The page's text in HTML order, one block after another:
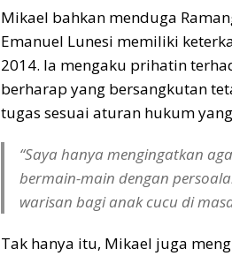
Mikael bahkan menduga
Emanuel Lunesi memiliki
2014. Ia mengaku prihatin
berharap yang bersangkutan
tugas sesuai aturan hukum
“Saya hanya mengingatkan
bermain-main dengan
warisan bagi anak cucu di
Tak hanya itu, Mikael juga